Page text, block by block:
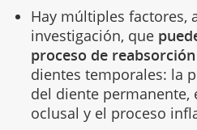
Hay múltiples factores,
investigación, que
proceso de reabsorción
dientes temporales: la
del diente permanente,
oclusal y el proceso